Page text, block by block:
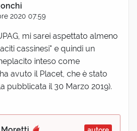
2020 07:59
mi sarei aspettato almeno
cassinesi" e quindi un
inteso come
avuto il Placet, che è stato
pubblicata il 30 Marzo 2019).